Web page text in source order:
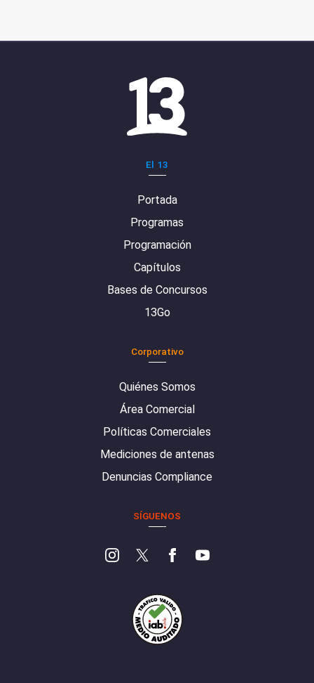
El 13
Portada
Programas
Programación
Capítulos
Bases de Concursos
13Go
Corporativo
Quiénes Somos
Área Comercial
Políticas Comerciales
Mediciones de antenas
Denuncias Compliance
SÍGUENOS